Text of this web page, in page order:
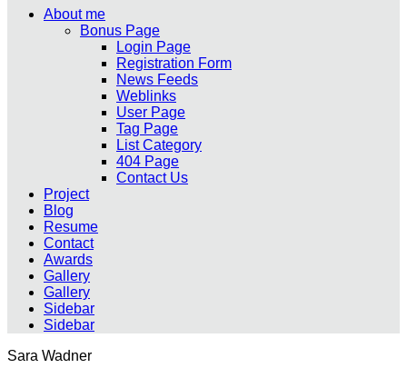
About me
Bonus Page
Login Page
Registration Form
News Feeds
Weblinks
User Page
Tag Page
List Category
404 Page
Contact Us
Project
Blog
Resume
Contact
Awards
Gallery
Gallery
Sidebar
Sidebar
Sara Wadner